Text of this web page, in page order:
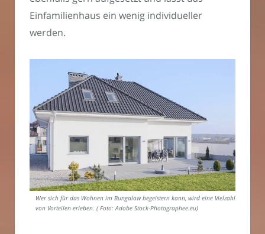
Einfamilienhaus ein wenig individueller
werden.
Wer sich für das Wohnen im Bungalow begeistern kann, wird eine Vielzahl
von Vorteilen erleben. ( Foto: Adobe Stock-Photographee.eu)